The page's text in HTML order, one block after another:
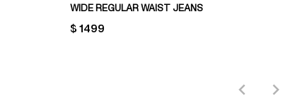
WIDE REGULAR WAIST JEANS
PRICE:
$ 1499